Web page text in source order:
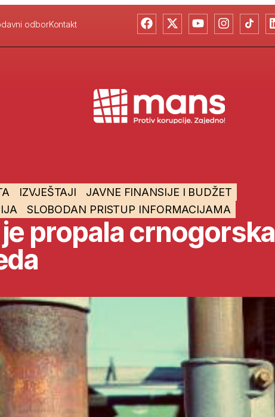
odborKontakt
IZVJEŠTAJI
JAVNE FINANSIJE I BUDŽET
SLOBODAN PRISTUP INFORMACIJAMA
propala crnogorska